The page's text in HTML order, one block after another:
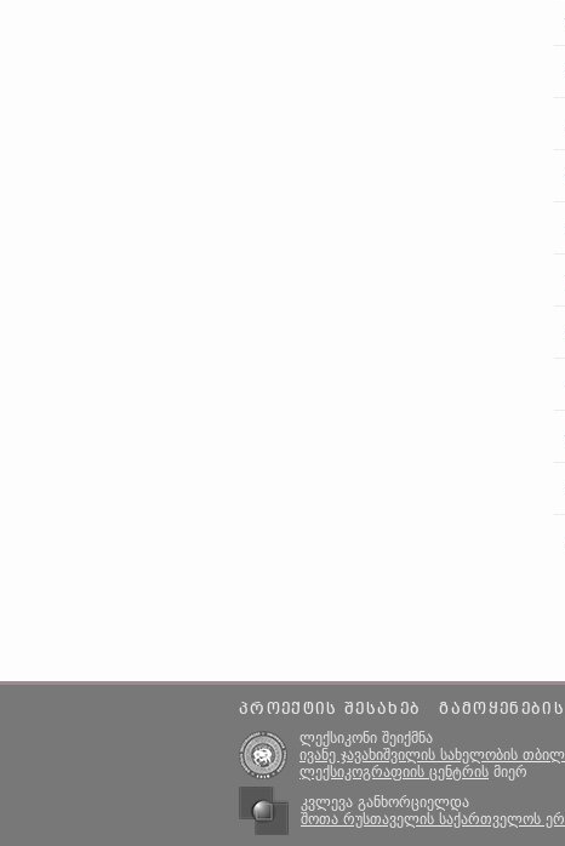
ᲞᲠᲝᲔᲥᲢᲘᲡ ᲨᲔᲡᲐᲮᲔᲑ
ლექსიკონი შეიქმნა
ივანე ჯავახიშვილის სახელობის
ლექსიკოგრაფიის ცენტრის მიერ
კვლევა განხორციელდა
შოთა რუსთაველის საქართველოს